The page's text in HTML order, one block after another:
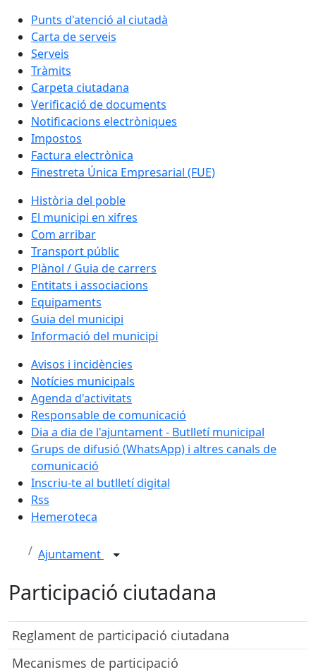
Punts d'atenció al ciutadà
Carta de serveis
Serveis
Tràmits
Carpeta ciutadana
Verificació de documents
Notificacions electròniques
Impostos
Factura electrònica
Finestreta Única Empresarial (FUE)
Història del poble
El municipi en xifres
Com arribar
Transport públic
Plànol / Guia de carrers
Entitats i associacions
Equipaments
Guia del municipi
Informació del municipi
Avisos i incidències
Notícies municipals
Agenda d'activitats
Responsable de comunicació
Dia a dia de l'ajuntament - Butlletí municipal
Grups de difusió (WhatsApp) i altres canals de
comunicació
Inscriu-te al butlletí digital
Rss
Hemeroteca
Ajuntament
Participació ciutadana
Reglament de participació ciutadana
Mecanismes de participació